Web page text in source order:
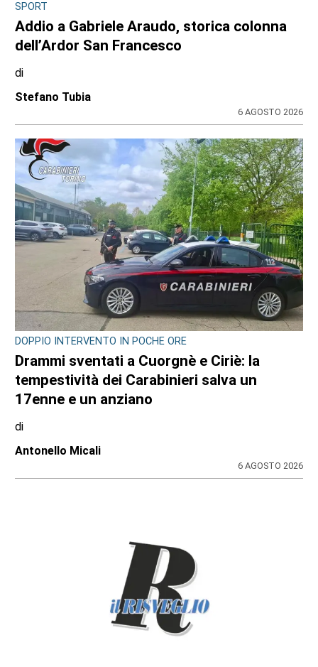
SPORT
Addio a Gabriele Araudo, storica colonna
dell’Ardor San Francesco
di
Stefano Tubia
6 AGOSTO 2026
DOPPIO INTERVENTO IN POCHE ORE
Drammi sventati a Cuorgnè e Ciriè: la
tempestività dei Carabinieri salva un
17enne e un anziano
di
Antonello Micali
6 AGOSTO 2026